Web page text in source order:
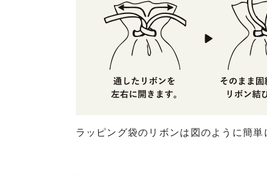
ラッピング袋のリボンは図のように簡単